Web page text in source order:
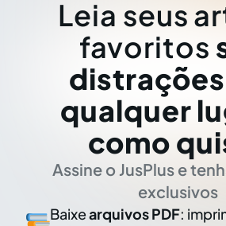
Leia seus
favoritos
distrações
qualquer
como
Assine o JusPlus e
exclusivos
Baixearquivos PDF: